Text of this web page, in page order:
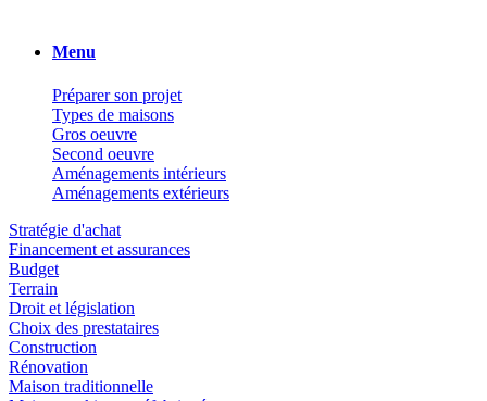
Menu
Préparer son projet
Types de maisons
Gros oeuvre
Second oeuvre
Aménagements intérieurs
Aménagements extérieurs
Stratégie d'achat
Financement et assurances
Budget
Terrain
Droit et législation
Choix des prestataires
Construction
Rénovation
Maison traditionnelle